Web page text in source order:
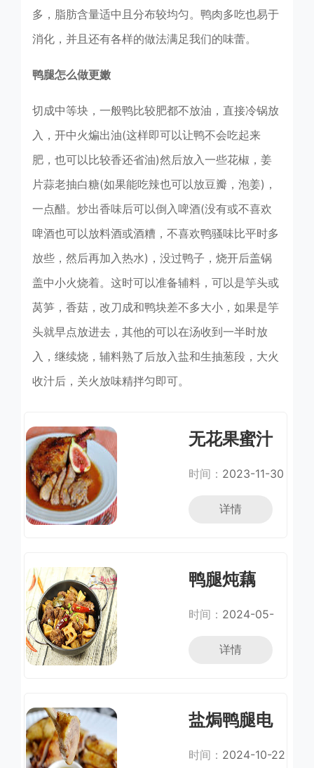
多，脂肪含量适中且分布较均匀。鸭肉多吃也易于
消化，并且还有各样的做法满足我们的味蕾。
鸭腿怎么做更嫩
切成中等块，一般鸭比较肥都不放油，直接冷锅放
入，开中火煸出油(这样即可以让鸭不会吃起来
肥，也可以比较香还省油)然后放入一些花椒，姜
片蒜老抽白糖(如果能吃辣也可以放豆瓣，泡姜)，
一点醋。炒出香味后可以倒入啤酒(没有或不喜欢
啤酒也可以放料酒或酒糟，不喜欢鸭骚味比平时多
放些，然后再加入热水)，没过鸭子，烧开后盖锅
盖中小火烧着。这时可以准备辅料，可以是竽头或
莴笋，香菇，改刀成和鸭块差不多大小，如果是竽
头就早点放进去，其他的可以在汤收到一半时放
入，继续烧，辅料熟了后放入盐和生抽葱段，大火
收汁后，关火放味精拌匀即可。
无花果蜜汁
烤鸭
时间： 2023-11-30
详情
鸭腿炖藕
时间： 2024-05-
详情
盐焗鸭腿电
饭煲
时间： 2024-10-22